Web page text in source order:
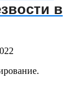
в